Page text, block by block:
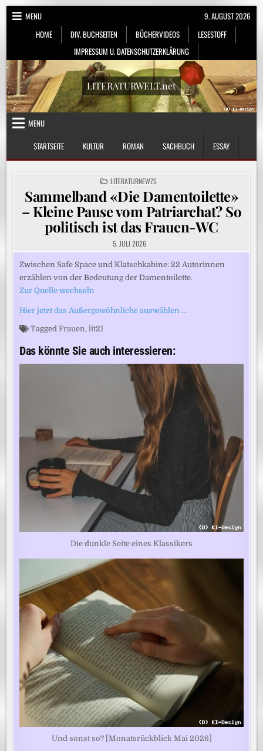
Skip
MENU
HOME
DIV. BUCHSEITEN BÜCHERVIDEOS
LESESTOFF
IMPRESSUM U. DATENSCHUTZERKLÄRUNG
9. AUGUST 2026
LITERATURWELT.net
MENU
STARTSEITE
KULTUR ROMAN SACHBUCH ESSAY
POSTED
IN
LITERATURNEWZS
Sammelband «Die Damentoilette»
– Kleine Pause vom Patriarchat? So
politisch ist das Frauen-WC
5. JULI 2026
Zwischen Safe Space und Klatschkabine: 22 Autorinnen
erzählen von der Bedeutung der Damentoilette.
Zur Quelle wechseln
Hier jetzt das Außergewöhnliche auswählen …
TaggedFrauen,lit21
Das könnte Sie auch interessieren:
Die dunkle Seite eines Klassikers
Und sonst so? [Monatsrückblick Mai 2026]